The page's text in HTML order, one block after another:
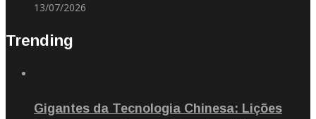
13/07/2026
Trending
Gigantes da Tecnologia Chinesa: Lições